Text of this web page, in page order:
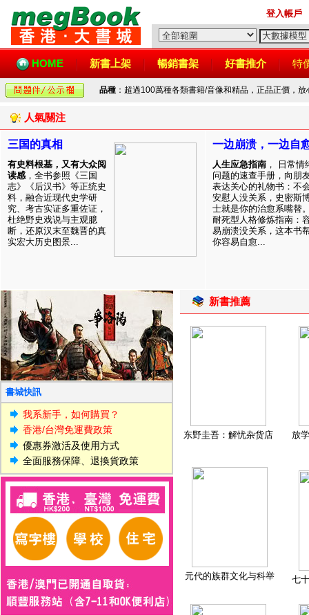
登入帳戶
HOME 新書上架 暢銷書架 好書推介 特
品種 ：超過100萬種各類書籍/音像和精品，正品正價，
人氣關注
三国的真相
有史料根基，又有大众阅
读感 ，全书参照《三国
志》《后汉书》等正统史
料，融合近现代史学研
究、考古实证多重佐证，
杜绝野史戏说与主观臆
断，还原汉末至魏晋的真
实宏大历史图景...
一边崩溃，一边自
人生应急指南 ， 日常情
问题的速查手册，向朋
表达关心的礼物书：不
安慰人没关系，史密斯
士就是你的治愈系嘴替
耐死型人格修炼指南：
易崩溃没关系，这本书
你容易自愈...
書城快訊
我系新手，如何購買？
香港/台灣免運費政策
優惠券激活及使用方式
全面服務保障、退換貨政策
新書推薦
东野圭吾：解忧杂货店 放
元代的族群文化与科举 七